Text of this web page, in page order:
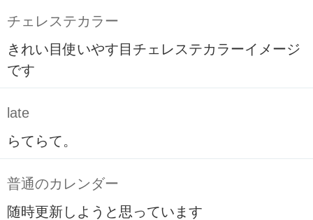
チェレステカラー
きれい目使いやす目チェレステカラーイメージ
です
late
らてらて。
普通のカレンダー
随時更新しようと思っています